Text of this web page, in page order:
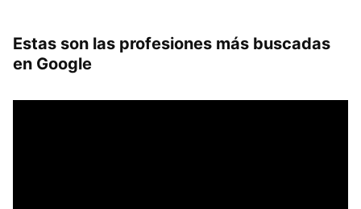
Estas son las profesiones más buscadas
en Google